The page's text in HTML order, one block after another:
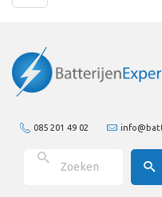
085 201 49 02